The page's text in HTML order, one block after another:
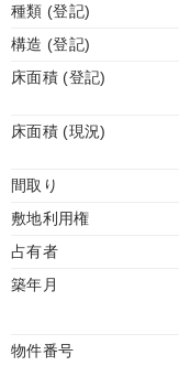
種類 (登記)
構造 (登記)
床面積 (登記)
床面積 (現況)
間取り
敷地利用権
占有者
築年月
物件番号